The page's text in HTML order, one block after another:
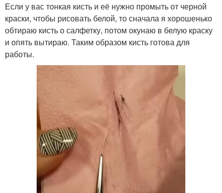
Если у вас тонкая кисть и её нужно промыть от черной
краски, чтобы рисовать белой, то сначала я хорошенько
обтираю кисть о салфетку, потом окунаю в белую краску
и опять вытираю. Таким образом кисть готова для
работы.